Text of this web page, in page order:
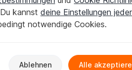
Du kannst
der Zahlung
kannst deine Einstellungen
notwendige Cookies.
Ablehnen Alle